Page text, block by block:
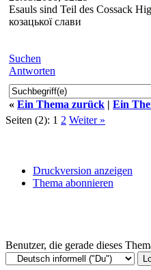
Esauls sind Teil des Cossack
козацької слави
Suchen
Antworten
« Ein Thema zurück | Ein
Seiten (2): 1 2 Weiter »
Druckversion anzeigen
Thema abonnieren
Benutzer, die gerade dieses